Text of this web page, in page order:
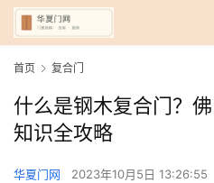
首页 复合门
什么是钢木复合门？
知识全攻略
华夏门网 2023年10月5日 13:26:55